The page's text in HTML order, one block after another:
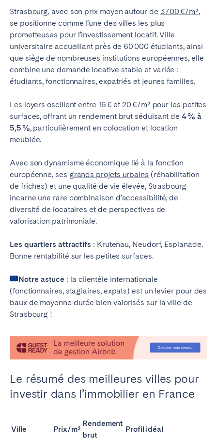
Strasbourg, avec son prix moyen autour de 3 700 €/m²,
se positionne comme l’une des villes les plus
prometteuses pour l’investissement locatif. Ville
universitaire accueillant près de 60 000 étudiants, ainsi
que siège de nombreuses institutions européennes, elle
combine une demande locative stable et variée :
étudiants, fonctionnaires, expatriés et jeunes familles.
Les loyers oscillent entre 16 € et 20 €/m² pour les petites
surfaces, offrant un rendement brut séduisant de4 % à
5,5 %, particulièrement en colocation et location
meublée.
Avec son dynamisme économique lié à la fonction
européenne, ses grands projets urbains (réhabilitation
de friches) et une qualité de vie élevée, Strasbourg
incarne une rare combinaison d’accessibilité, de
diversité de locataires et de perspectives de
valorisation patrimoniale.
Les quartiers attractifs : Krutenau, Neudorf, Esplanade.
Bonne rentabilité sur les petites surfaces.
Notre astuce : la clientèle internationale
(fonctionnaires, stagiaires, expats) est un levier pour des
baux de moyenne durée bien valorisés sur la ville de
Strasbourg !
Le résumé des meilleures villes pour
investir dans l’immobilier en France
Ville Prix/m²
Rendement
brut
Profil idéal